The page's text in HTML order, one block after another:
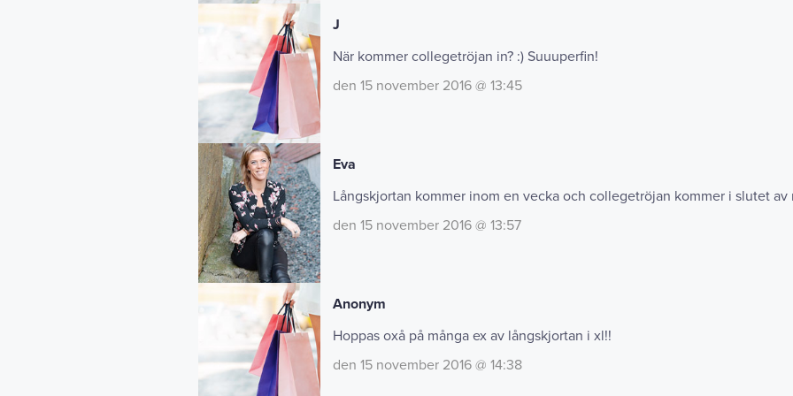
J
När kommer collegetröjan in? :) Suuuperfin!
den 15 november 2016 @ 13:45
Eva
Långskjortan kommer inom en vecka och collegetröjan kommer i slutet av
den 15 november 2016 @ 13:57
Anonym
Hoppas oxå på många ex av långskjortan i xl!!
den 15 november 2016 @ 14:38